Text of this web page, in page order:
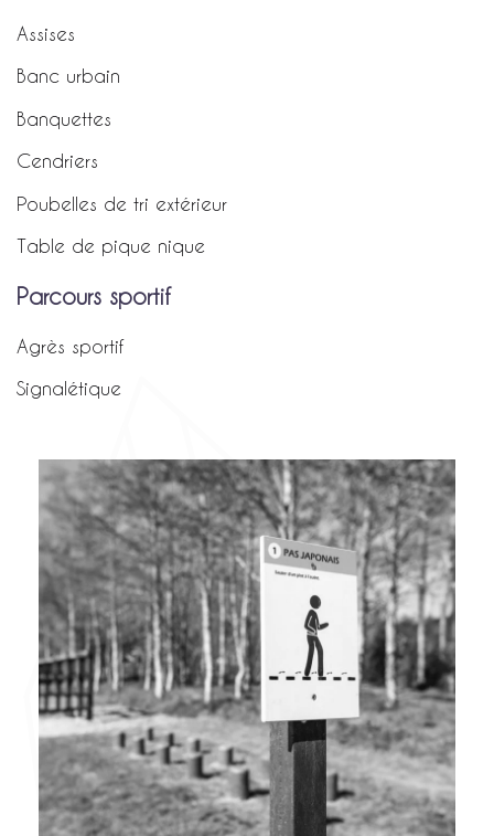
Assises
Banc urbain
Banquettes
Cendriers
Poubelles de tri extérieur
Table de pique nique
Parcours sportif
Agrès sportif
Signalétique